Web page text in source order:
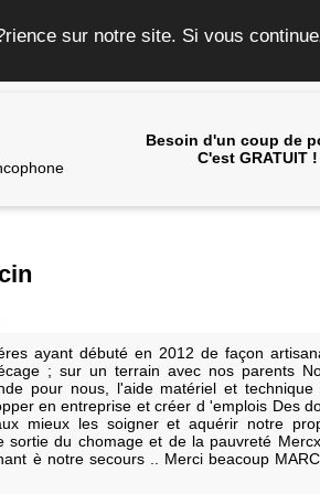
sur notre site. Si vous
Besoin d'un coup de
C'est GRATUIT !
ayant débuté en 2012 de façon
; sur un terrain avec nos parents
pour nous, l'aide matériel et technique
en entreprise et créer d 'emplois Des
mieux les soigner et aquérir notre
du chomage et de la pauvreté
è notre secours .. Merci beacoup